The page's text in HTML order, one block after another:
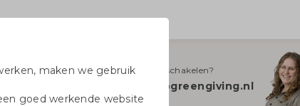
Hulplijn inschakelen?
info@greengiving.nl
maken we gebruik
goed werkende website